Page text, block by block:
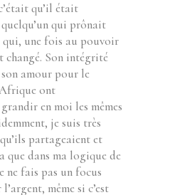
qu’il était
qui prônait
qui, une fois au pouvoir
changé. Son intégrité
amour pour le
ont
en moi les mêmes
je suis très
partageaient et
que dans ma logique de
ne fais pas un focus
même si c’est